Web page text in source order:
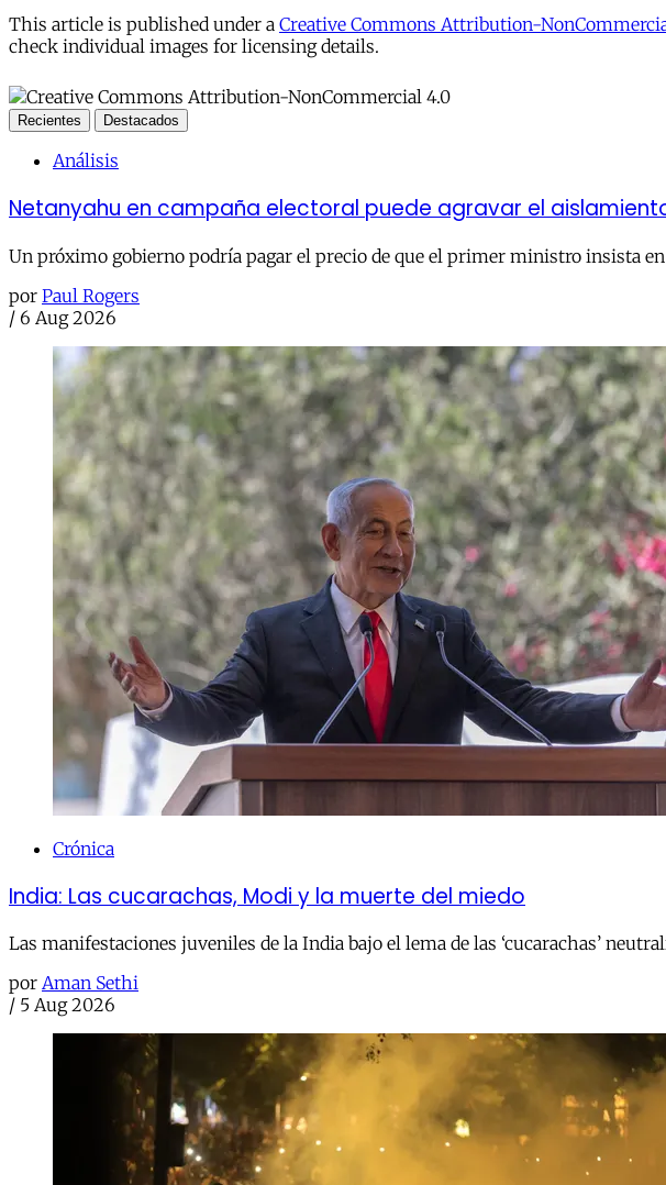
This article is published under a Creative Commons Attribution-
check individual images for licensing details.
Recientes Destacados
Análisis
Netanyahu en campaña electoral puede agravar el
Un próximo gobierno podría pagar el precio de que el primer ministro insista
por Paul Rogers
/ 6 Aug 2026
Crónica
India: Las cucarachas, Modi y la muerte del miedo
Las manifestaciones juveniles de la India bajo el lema de las ‘cucarachas’
por Aman Sethi
/ 5 Aug 2026